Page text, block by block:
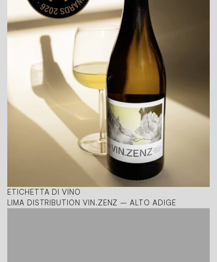
ETICHETTA DI VINO
LIMA DISTRIBUTION VIN.ZENZ – ALTO ADIGE